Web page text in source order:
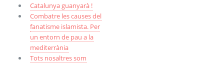
Catalunya guanyarà !
Combatre les causes del
fanatisme islamista. Per
un entorn de pau a la
mediterrània
Tots nosaltres som